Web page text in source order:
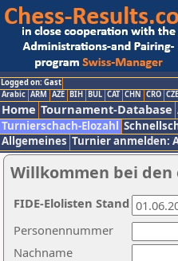
Logged on: Gast
Arabic ARM AZE BIH BUL CAT CHN CRO CZE
Home Tournament-Database
Turnierschach-Elozahl
Allgemeines Turnier anmelden:
Willkommen bei den
Nachname
Personennummer
FIDE-Elolisten Stand